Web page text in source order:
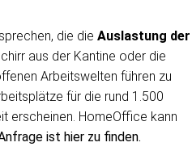
die die Auslastung der
aus der Kantine oder die
Arbeitswelten führen zu
für die rund 1.500
erscheinen. HomeOffice kann
ist hier zu finden.